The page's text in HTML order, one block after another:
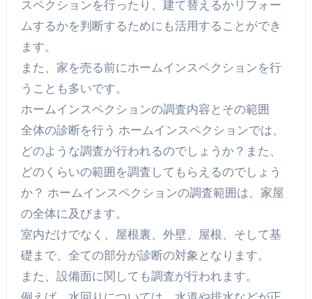
スペクションを行ったり、建て替えるかリフォー
ムするかを判断するためにも活用することができ
ます。
また、家を売る前にホームインスペクションを行
うことも多いです。
ホームインスペクションの調査内容とその範囲
全体の診断を行う ホームインスペクションでは、
どのような調査が行われるのでしょうか？また、
どのくらいの範囲を調査してもらえるのでしょう
か？ ホームインスペクションの調査範囲は、家屋
の全体に及びます。
室内だけでなく、屋根裏、外壁、屋根、そして基
礎まで、全ての部分が診断の対象となります。
また、設備面に関しても調査が行われます。